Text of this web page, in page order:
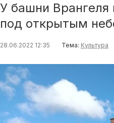
У башни Врангеля
под открытым
28.06.2022 12:35 Тема: Культура